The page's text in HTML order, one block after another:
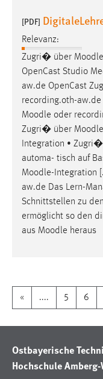
[PDF]
Relevanz:
Zugri� über Moodle
OpenCast Studio
aw.de OpenCast
recording.oth-
Moodle oder
Zugri� über Moodle
Integration •
automa- tisch auf
Moodle-Integration
aw.de Das Lern-
Schnittstellen zu
ermöglicht so den
aus Moodle heraus
« .... 5 6
Ostbayerische
Hochschule